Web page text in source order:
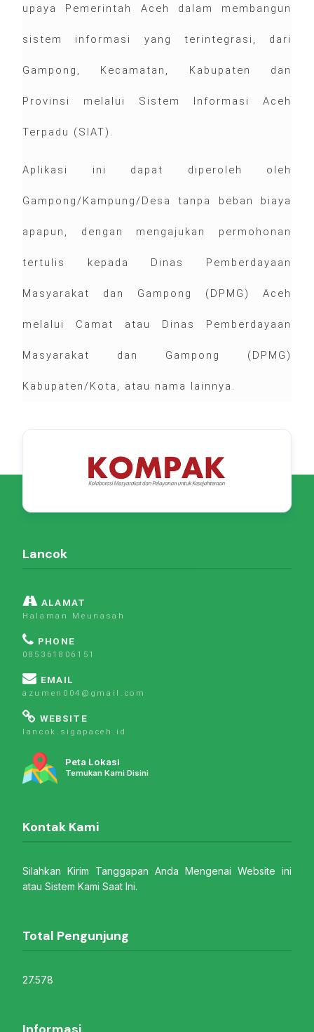
upaya Pemerintah Aceh dalam membangun
sistem informasi yang terintegrasi, dari
Gampong, Kecamatan, Kabupaten dan
Provinsi melalui Sistem Informasi Aceh
Terpadu (SIAT).
Aplikasi ini dapat diperoleh oleh
Gampong/Kampung/Desa tanpa beban biaya
apapun, dengan mengajukan permohonan
tertulis kepada Dinas Pemberdayaan
Masyarakat dan Gampong (DPMG) Aceh
melalui Camat atau Dinas Pemberdayaan
Masyarakat dan Gampong (DPMG)
Kabupaten/Kota, atau nama lainnya.
Lancok
ALAMAT
Halaman Meunasah
PHONE
085361806151
EMAIL
azumen004@gmail.com
WEBSITE
lancok.sigapaceh.id
Peta Lokasi
Temukan Kami Disini
Kontak Kami
Silahkan Kirim Tanggapan Anda Mengenai Website ini
atau Sistem Kami Saat Ini.
Total Pengunjung
27.578